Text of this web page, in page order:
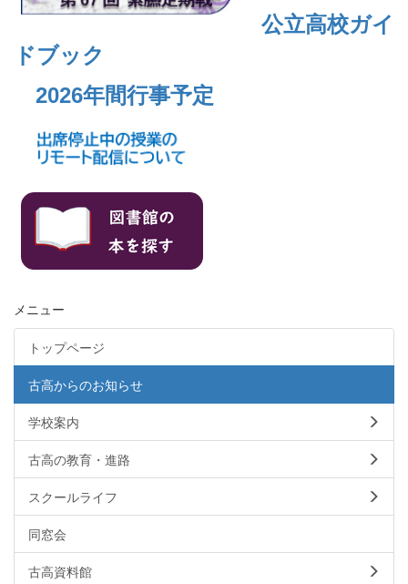
公立高校ガイ
ドブック
2026年間行事予定
メニュー
トップページ
古高からのお知らせ
学校案内
古高の教育・進路
スクールライフ
同窓会
古高資料館